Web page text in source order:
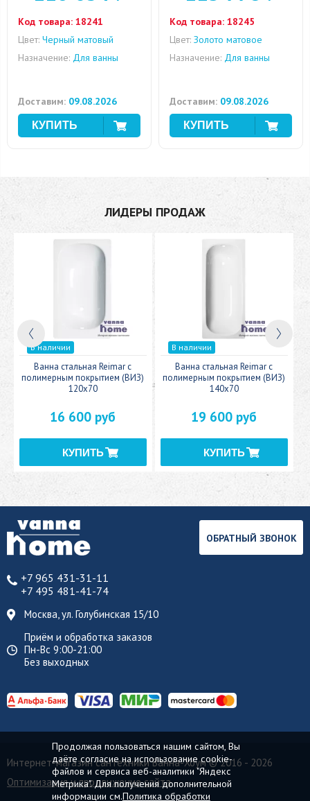
Код товара: 18241
Цвет: Черный матовый
Назначение: Для ванны
Доставим: 09.08.2026
Код товара: 18245
Цвет: Золото матовое
Назначение: Для ванны
Доставим: 09.08.2026
ЛИДЕРЫ ПРОДАЖ
В наличии
Ванна стальная Reimar с
полимерным покрытием (ВИЗ)
120x70
16 600 руб
В наличии
Ванна стальная Reimar с
полимерным покрытием (ВИЗ)
140x70
19 600 руб
+7 965 431-31-11
+7 495 481-41-74
Москва, ул. Голубинская 15/10
Приём и обработка заказов
Пн-Вс 9:00-21:00
Без выходных
ОБРАТНЫЙ ЗВОНОК
Интернет-магазин сантехники Ванна-Хоум© 2016 - 2026
Оптимизация и продвижение сайта
Продолжая пользоваться нашим сайтом, Вы
даёте согласие на использование cookie-
файлов и сервиса веб-аналитики "Яндекс
Метрика". Для получения дополнительной
информации см.Политика обработки